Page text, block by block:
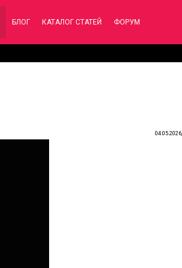
БЛОГ КАТАЛОГ СТАТЕЙ ФОРУМ